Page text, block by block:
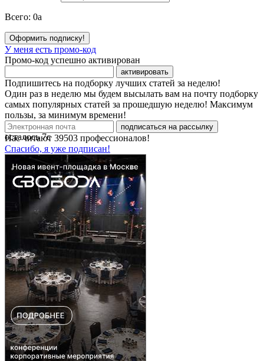
Всего: 0a
Оформить подписку!
У меня есть промо-код
Промо-код успешно активирован
активировать
Подпишитесь на подборку лучших статей за неделю!
Один раз в неделю мы будем высылать вам на почту подборку
самых популярных статей за прошедшую неделю! Максимум
пользы, за минимум времени!
подписаться на рассылку
Нас читают 39503 профессионалов!
Спасибо, я уже подписан!
осталось7с